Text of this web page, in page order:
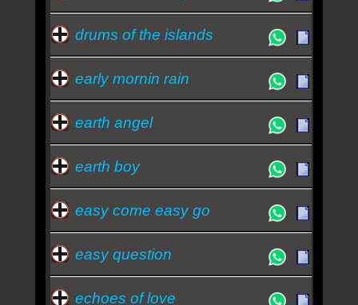
drums of the islands
early mornin rain
earth angel
earth boy
easy come easy go
easy question
echoes of love